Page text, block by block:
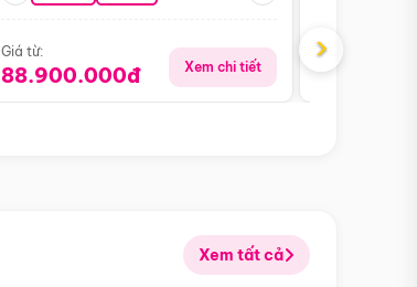
Giá từ:
88.900.000đ Xem chi tiết
Giá từ:
›
Xem tất cả